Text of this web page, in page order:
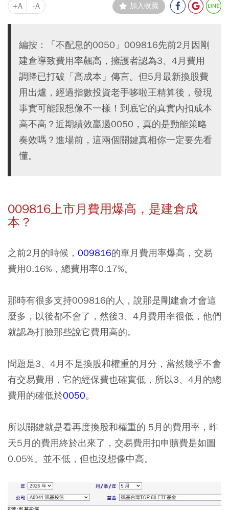
+A -A 加入收藏
編按：「不配息的0050」009816先前2月因剛
建倉導致費用率飆高，擁護者認為3、4月費用
調降已打破「高成本」傳言。但5月最新換股費
用出爐，經過指數投資老手哆啦王精算後，發現
事實可能跟想像不一樣！到底它的真實內扣成本
高不高？近期績效贏過0050，真的是動能策略
奏效嗎？進場前，這兩個關鍵真相你一定要先看
懂。
009816上市月費用爆高，是建倉成
本？
之前2月的時候， 009816的單月費用率爆高，交易
費用0.16%，總費用率0.17%。
那時有很多支持009816的人，說那是剛建倉才會這
麼多，以後都不會了，然後3、4月費用率很低，他們
就認為打臉那些說它費用高的。
問題是3、4月不是換股和權重的月分，當然幾乎不會
有交易費用，它的經保費也確實低，所以3、4月的總
費用的確低於0050。
所以關鍵就是看再度換股和權重的 5月的費用率，昨
天5月的費用終於出來了，交易費用扣申贖費是如圖
0.05%。並不低，但也沒想像中高。